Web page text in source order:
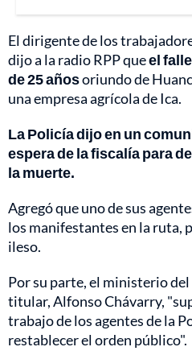
El dirigente de los
dijo a la radio RPP queel
de 25 añosoriundo de
una empresa agrícola de Ica.
La Policía dijo en un
espera de la fiscalía para
la muerte.
Agregó que uno de sus
los manifestantes en la ruta,
ileso.
Por su parte, el ministerio
titular, Alfonso Chávarry,
trabajo de los agentes de la
restablecer el orden público".